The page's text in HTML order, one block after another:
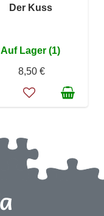
Der Kuss
Auf Lager (1)
8,50 €